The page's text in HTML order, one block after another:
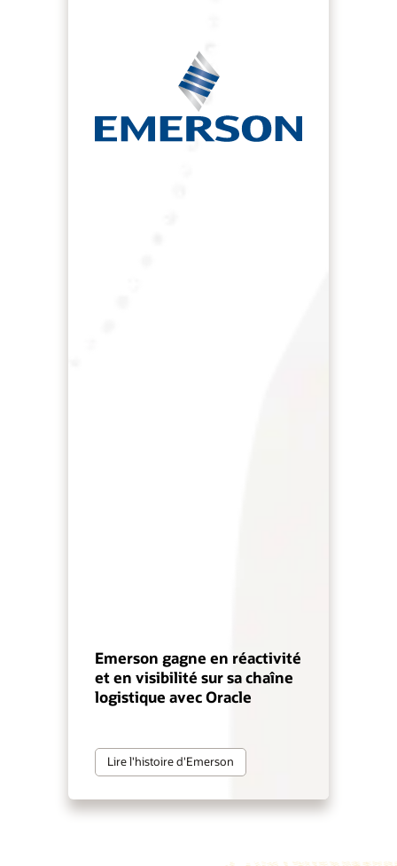
Emerson gagne en réactivité
et en visibilité sur sa chaîne
logistique avec Oracle
Lire l'histoire d'Emerson